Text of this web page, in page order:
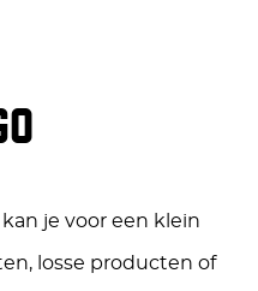
kan je voor een klein
losse producten of